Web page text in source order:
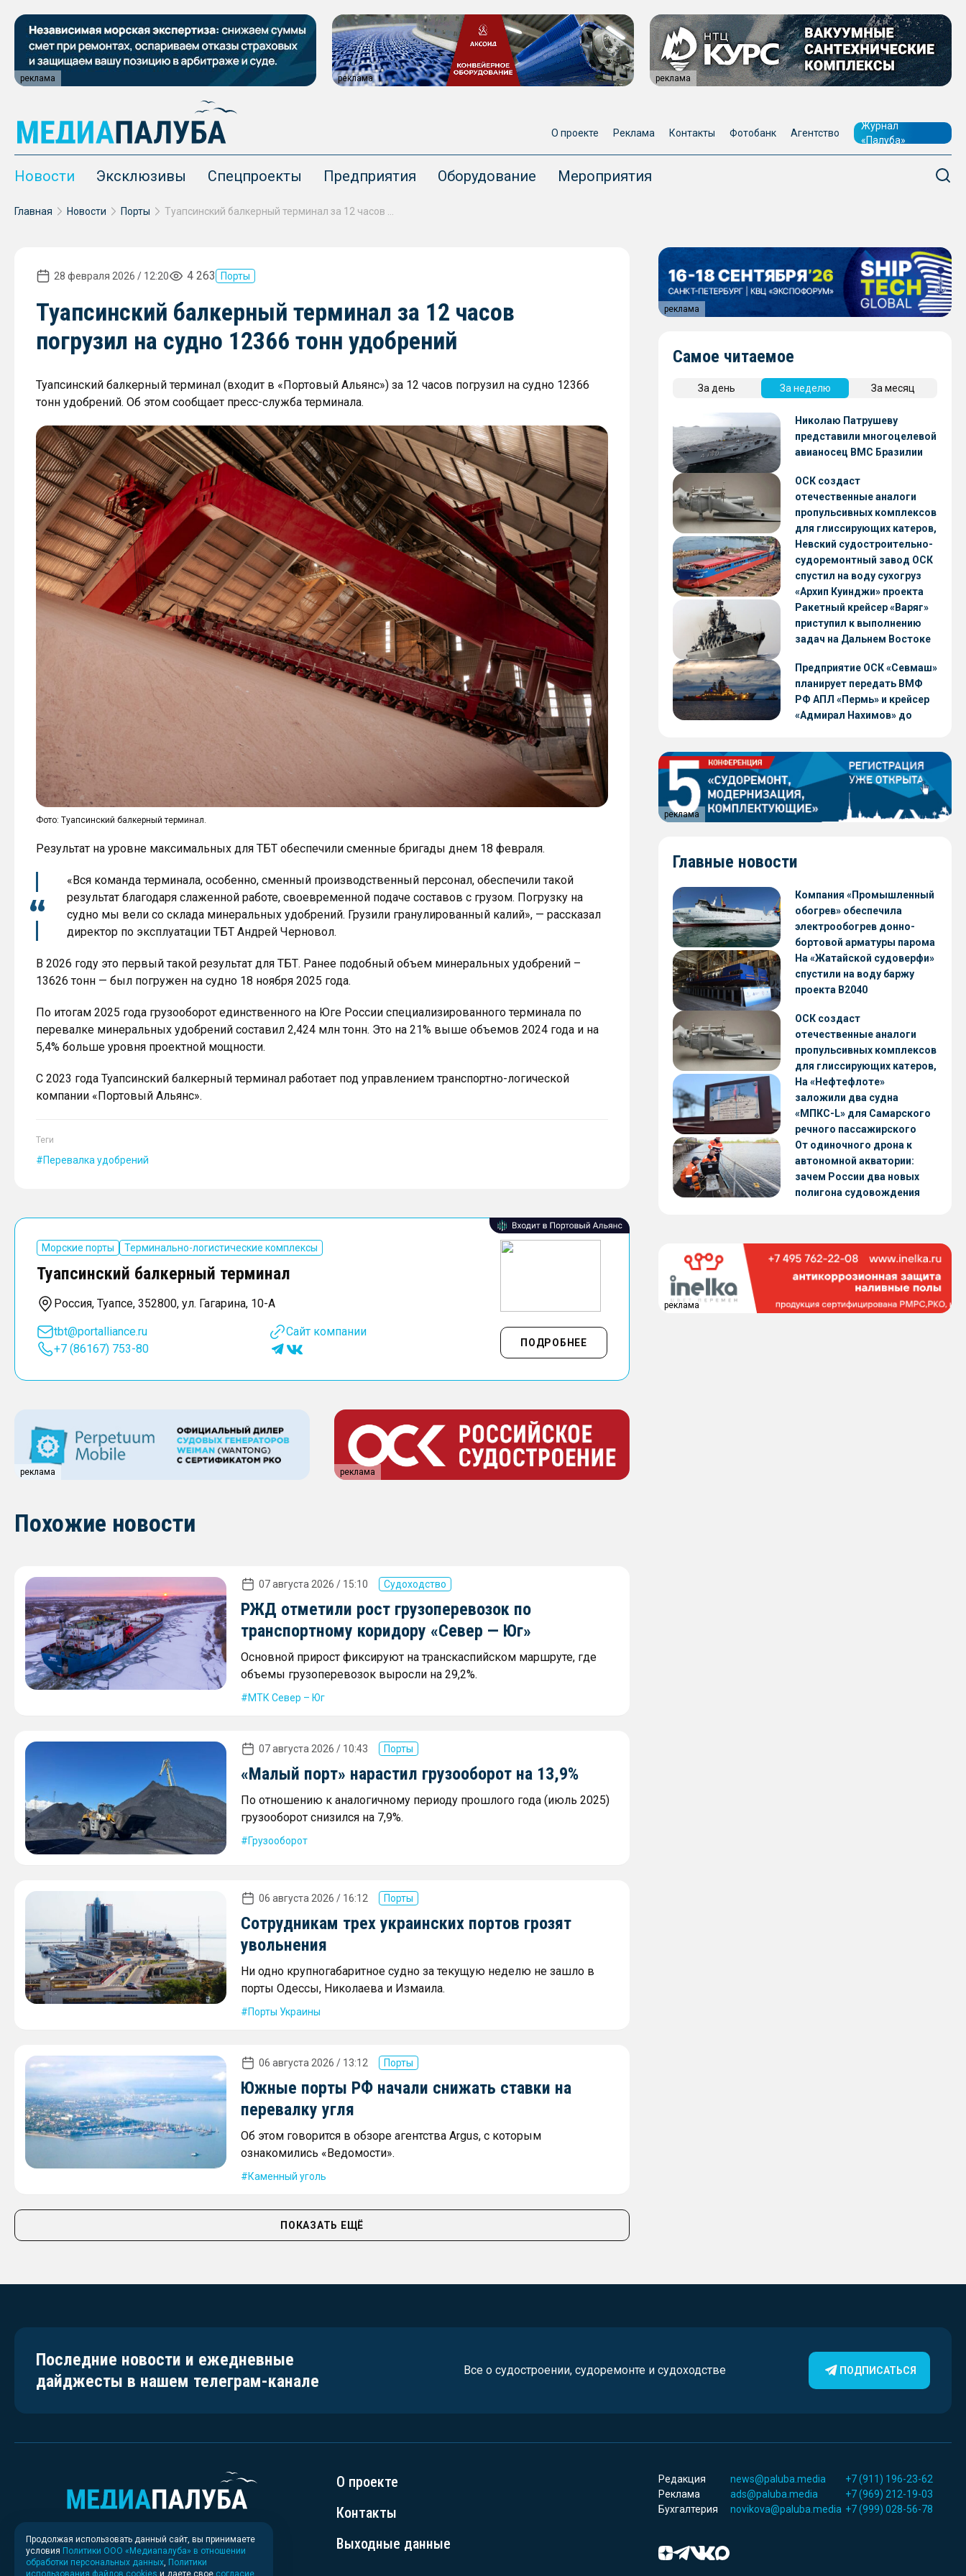
реклама реклама реклама
О проекте Реклама Контакты Фотобанк Агентство
Журнал
«Палуба»
Новости Эксклюзивы Спецпроекты Предприятия Оборудование Мероприятия
Главная Новости Порты
28 февраля 2026 / 12:20 4 263 Порты
Туапсинский балкерный терминал за 12 часов
погрузил на судно 12366 тонн удобрений
Туапсинский балкерный терминал (входит в «Портовый Альянс») за 12 часов погрузил на судно 12366
тонн удобрений. Об этом сообщает пресс-служба терминала.
Фото: Туапсинский балкерный терминал.
Результат на уровне максимальных для ТБТ обеспечили сменные бригады днем 18 февраля.
«Вся команда терминала, особенно, сменный производственный персонал, обеспечили такой
результат благодаря слаженной работе, своевременной подаче составов с грузом. Погрузку на
судно мы вели со склада минеральных удобрений. Грузили гранулированный калий», — рассказал
директор по эксплуатации ТБТ Андрей Черновол.
В 2026 году это первый такой результат для ТБТ. Ранее подобный объем минеральных удобрений –
13626 тонн — был погружен на судно 18 ноября 2025 года.
По итогам 2025 года грузооборот единственного на Юге России специализированного терминала по
перевалке минеральных удобрений составил 2,424 млн тонн. Это на 21% выше объемов 2024 года и на
5,4% больше уровня проектной мощности.
С 2023 года Туапсинский балкерный терминал работает под управлением транспортно-логической
компании «Портовый Альянс».
Теги
Перевалка удобрений
Морские порты Терминально-логистические комплексы
Туапсинский балкерный терминал
Россия, Туапсе, 352800, ул. Гагарина, 10-A
tbt@portalliance.ru
+7 (86167) 753-80
Сайт компании
ПОДРОБНЕЕ
реклама реклама
Похожие новости
07 августа 2026 / 15:10 Судоходство
РЖД отметили рост грузоперевозок по
транспортному коридору «Север — Юг»
Основной прирост фиксируют на транскаспийском маршруте, где
объемы грузоперевозок выросли на 29,2%.
МТК Север – Юг
07 августа 2026 / 10:43 Порты
«Малый порт» нарастил грузооборот на 13,9%
По отношению к аналогичному периоду прошлого года (июль 2025)
грузооборот снизился на 7,9%.
Грузооборот
06 августа 2026 / 16:12 Порты
Сотрудникам трех украинских портов грозят
увольнения
Ни одно крупногабаритное судно за текущую неделю не зашло в
порты Одессы, Николаева и Измаила.
Порты Украины
06 августа 2026 / 13:12 Порты
Южные порты РФ начали снижать ставки на
перевалку угля
Об этом говорится в обзоре агентства Argus, с которым
ознакомились «Ведомости».
Каменный уголь
ПОКАЗАТЬ ЕЩЁ
реклама
Самое читаемое
За день За неделю За месяц
Николаю Патрушеву
представили многоцелевой
авианосец ВМС Бразилии
ОСК создаст
отечественные аналоги
пропульсивных комплексов
для глиссирующих катеров,
скоростных судов и судов с
малой осадкой
Невский судостроительно-
судоремонтный завод ОСК
спустил на воду сухогруз
«Архип Куинджи» проекта
RSD59
Ракетный крейсер «Варяг»
приступил к выполнению
задач на Дальнем Востоке
Предприятие ОСК «Севмаш»
планирует передать ВМФ
РФ АПЛ «Пермь» и крейсер
«Адмирал Нахимов» до
реклама
Главные новости
Компания «Промышленный
обогрев» обеспечила
электрообогрев донно-
бортовой арматуры парома
«Петропавловск» проекта
CNF22
На «Жатайской судоверфи»
спустили на воду баржу
проекта В2040
ОСК создаст
отечественные аналоги
пропульсивных комплексов
для глиссирующих катеров,
скоростных судов и судов с
малой осадкой
На «Нефтефлоте»
заложили два судна
«МПКС-L» для Самарского
речного пассажирского
предприятия
От одиночного дрона к
автономной акватории:
зачем России два новых
полигона судовождения
реклама
Последние новости и ежедневные
дайджесты в нашем телеграм-канале
Все о судостроении, судоремонте и судоходстве ПОДПИСАТЬСЯ
О проекте
Контакты
Выходные данные
Редакция news@paluba.media
+7 (911) 196-23-62
Реклама
ads@paluba.media
+7 (969) 212-19-03
Бухгалтерия
novikova@paluba.media +7 (999) 028-56-78
Продолжая использовать данный сайт, вы принимаете
условия Политики ООО «Медиапалуба» в отношении
обработки персональных данных Политики
использования файлов cookies и даете свое согласие